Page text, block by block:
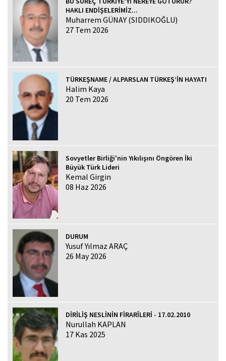
HAKLI ENDİŞELERİMİZ...
Muharrem GÜNAY (SIDDIKOĞLU)
27 Tem 2026
TÜRKEŞNAME / ALPARSLAN TÜRKEŞ’İN HAYATI
Halim Kaya
20 Tem 2026
Sovyetler Birliği'nin Yıkılışını Öngören İki
Büyük Türk Lideri
Kemal Girgin
08 Haz 2026
DURUM
Yusuf Yılmaz ARAÇ
26 May 2026
DİRİLİŞ NESLİNİN FİRARÎLERİ - 17.02.2010
Nurullah KAPLAN
17 Kas 2025